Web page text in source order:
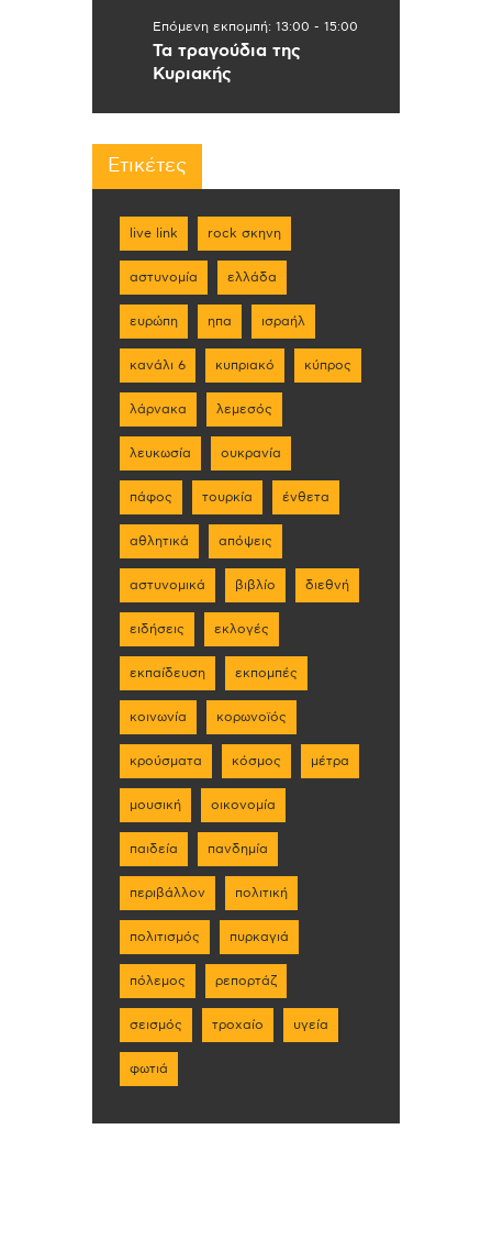
Επόμενη εκπομπή: 13:00 - 15:00
Τα τραγούδια της
Κυριακής
Ετικέτες
live link rock σκηνη
αστυνομία ελλάδα
ευρώπη ηπα ισραήλ
κανάλι 6 κυπριακό κύπρος
λάρνακα λεμεσός
λευκωσία ουκρανία
πάφος τουρκία ένθετα
αθλητικά απόψεις
αστυνομικά βιβλίο διεθνή
ειδήσεις εκλογές
εκπαίδευση εκπομπές
κοινωνία κορωνοϊός
κρούσματα κόσμος μέτρα
μουσική οικονομία
παιδεία πανδημία
περιβάλλον πολιτική
πολιτισμός πυρκαγιά
πόλεμος ρεπορτάζ
σεισμός τροχαίο υγεία
φωτιά